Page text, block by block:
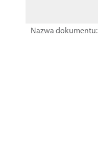
Nazwa dokumentu: